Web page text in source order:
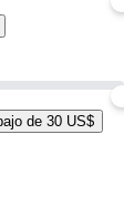
de 30 US$